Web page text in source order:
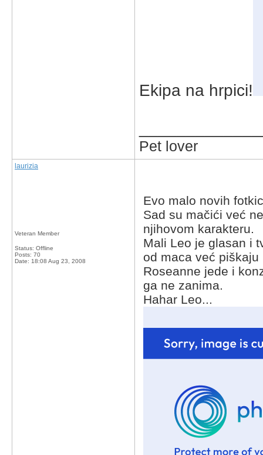
Ekipa na hrpici!
Pet lover
laurizia
Veteran Member
Status: Offline
Posts: 70
Date: 18:08 Aug 23, 2008
Evo malo novih
Sad su mačići već
njihovom karakteru.
Mali Leo je glasan i
od maca već
Roseanne jede i
ga ne zanima.
Hahar Leo...